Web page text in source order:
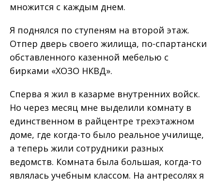
множится с каждым днем.
Я поднялся по ступеням на второй этаж.
Отпер дверь своего жилища, по-спартански
обставленного казенной мебелью с
бирками «ХОЗО НКВД».
Сперва я жил в казарме внутренних войск.
Но через месяц мне выделили комнату в
единственном в райцентре трехэтажном
доме, где когда-то было реальное училище,
а теперь жили сотрудники разных
ведомств. Комната была большая, когда-то
являлась учебным классом. На антресолях я